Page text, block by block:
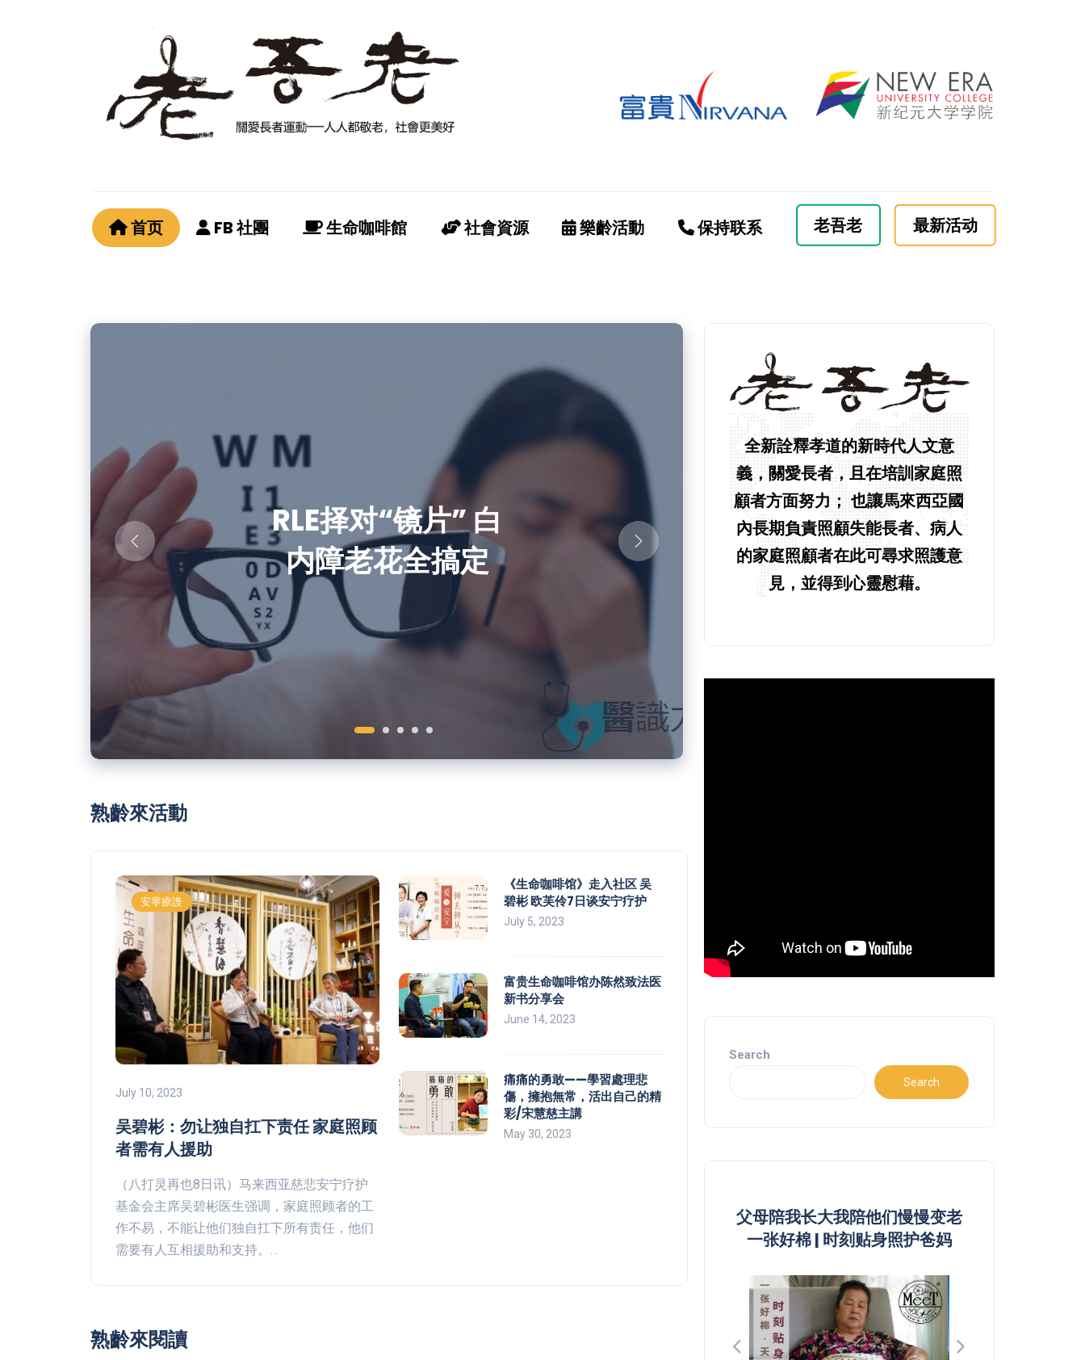
首页 FB 社團 生命咖啡館 社會資源 樂齡活動 保持联系 老吾老 最新活动
RLE择对“镜片” 白
内障老花全搞定
傅承得／搬回槟城
老家不是为养老，
而是想要尽孝
长者骨折住院 多重
共病居多 宜挂老人
骨科全面照护
林钧柔／退休老人
杀手──忧郁症
生命留书／我们的
死亡跟我们的诞
生，本来就是配套
熟齡來活動
安寧療謢
July 10, 2023
吴碧彬：勿让独自扛下责任 家庭照顾
者需有人援助
（八打灵再也8日讯）马来西亚慈悲安宁疗护
基金会主席吴碧彬医生强调，家庭照顾者的工
作不易，不能让他们独自扛下所有责任，他们
需要有人互相援助和支持。…
《生命咖啡馆》走入社区 吴
碧彬 欧芙伶7日谈安宁疗护
July 5, 2023
富贵生命咖啡馆办陈然致法医
新书分享会
June 14, 2023
痛痛的勇敢——學習處理悲
傷，擁抱無常，活出自己的精
彩/宋慧慈主講
May 30, 2023
熟齡來閱讀
全新詮釋孝道的新時代人文意
義，關愛長者，且在培訓家庭照
顧者方面努力； 也讓馬來西亞國
內長期負責照顧失能長者、病人
的家庭照顧者在此可尋求照護意
見，並得到心靈慰藉。
Search
Search
父母陪我长大我陪他们慢慢变老
一张好棉 | 时刻贴身照护爸妈